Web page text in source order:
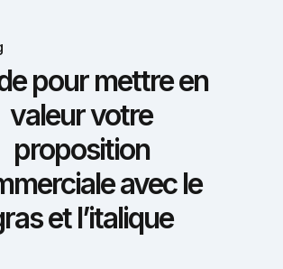
pour mettre en
valeur votre
proposition
avec le
et l’italique